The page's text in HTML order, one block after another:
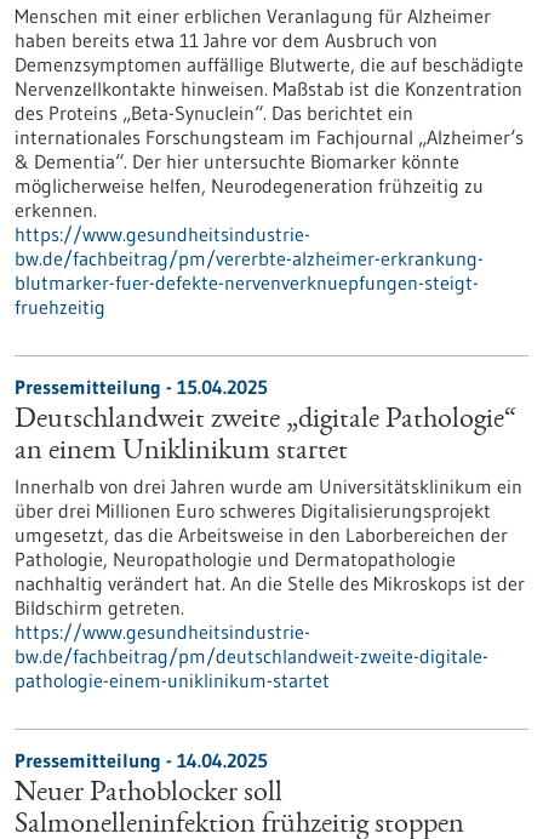
Menschen mit einer erblichen Veranlagung für Alzheimer
haben bereits etwa 11 Jahre vor dem Ausbruch von
Demenzsymptomen auffällige Blutwerte, die auf beschädigte
Nervenzellkontakte hinweisen. Maßstab ist die Konzentration
des Proteins „Beta-Synuclein“. Das berichtet ein
internationales Forschungsteam im Fachjournal „Alzheimer‘s
& Dementia“. Der hier untersuchte Biomarker könnte
möglicherweise helfen, Neurodegeneration frühzeitig zu
erkennen.
https://www.gesundheitsindustrie-
bw.de/fachbeitrag/pm/vererbte-alzheimer-erkrankung-
blutmarker-fuer-defekte-nervenverknuepfungen-steigt-
fruehzeitig
Pressemitteilung - 15.04.2025
Deutschlandweit zweite „digitale Pathologie“
an einem Uniklinikum startet
Innerhalb von drei Jahren wurde am Universitätsklinikum ein
über drei Millionen Euro schweres Digitalisierungsprojekt
umgesetzt, das die Arbeitsweise in den Laborbereichen der
Pathologie, Neuropathologie und Dermatopathologie
nachhaltig verändert hat. An die Stelle des Mikroskops ist der
Bildschirm getreten.
https://www.gesundheitsindustrie-
bw.de/fachbeitrag/pm/deutschlandweit-zweite-digitale-
pathologie-einem-uniklinikum-startet
Pressemitteilung - 14.04.2025
Neuer Pathoblocker soll
Salmonelleninfektion frühzeitig stoppen